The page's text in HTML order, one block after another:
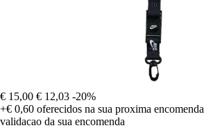
€ 15,00 € 12,03 -20%
+€ 0,60 oferecidos na sua proxima encomenda
validacao da sua encomenda